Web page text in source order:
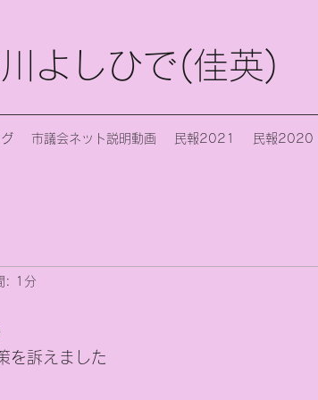
よしひで(佳英)
市議会ネット説明動画 民報2021 民報2020
: 1分
を訴えました